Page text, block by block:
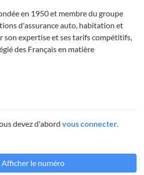
en 1950 et membre du groupe
d'assurance auto, habitation et
son expertise et ses tarifs compétitifs,
des Français en matière
devez d'abord vous connecter.
Afficher le numéro